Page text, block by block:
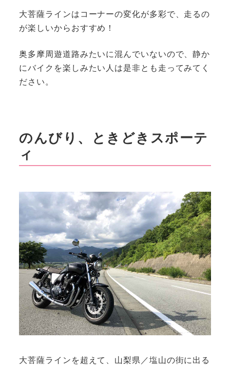
大菩薩ラインはコーナーの変化が多彩で、走るの
が楽しいからおすすめ！
奥多摩周遊道路みたいに混んでいないので、静か
にバイクを楽しみたい人は是非とも走ってみてく
ださい。
のんびり、ときどきスポーテ
ィ
大菩薩ラインを超えて、山梨県／塩山の街に出る